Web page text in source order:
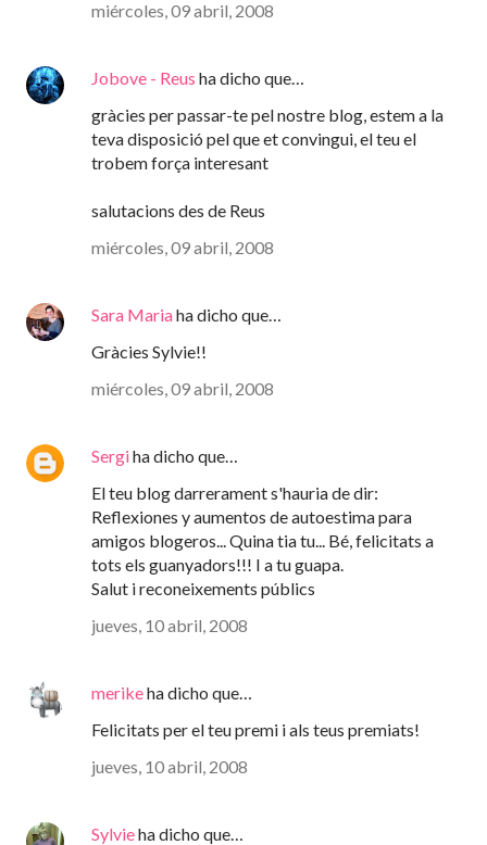
miércoles, 09 abril, 2008
Jobove - Reus ha dicho que…
gràcies per passar-te pel nostre blog, estem a la
teva disposició pel que et convingui, el teu el
trobem força interesant
salutacions des de Reus
miércoles, 09 abril, 2008
Sara Mariaha dicho que…
Gràcies Sylvie!!
miércoles, 09 abril, 2008
Sergiha dicho que…
El teu blog darrerament s'hauria de dir:
Reflexiones y aumentos de autoestima para
amigos blogeros... Quina tia tu... Bé, felicitats a
tots els guanyadors!!! I a tu guapa.
Salut i reconeixements públics
jueves, 10 abril, 2008
merikeha dicho que…
Felicitats per el teu premi i als teus premiats!
jueves, 10 abril, 2008
Sylvieha dicho que…